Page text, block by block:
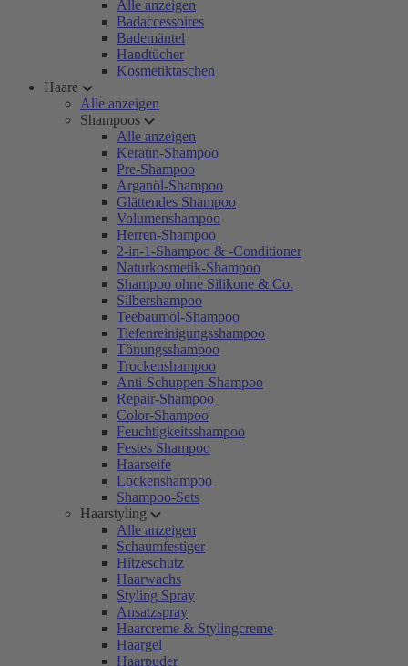
Alle anzeigen
Badaccessoires
Bademäntel
Handtücher
Kosmetiktaschen
Haare
Alle anzeigen
Shampoos
Alle anzeigen
Keratin-Shampoo
Pre-Shampoo
Arganöl-Shampoo
Glättendes Shampoo
Volumenshampoo
Herren-Shampoo
2-in-1-Shampoo & -Conditioner
Naturkosmetik-Shampoo
Shampoo ohne Silikone & Co.
Silbershampoo
Teebaumöl-Shampoo
Tiefenreinigungsshampoo
Tönungsshampoo
Trockenshampoo
Anti-Schuppen-Shampoo
Repair-Shampoo
Color-Shampoo
Feuchtigkeitsshampoo
Festes Shampoo
Haarseife
Lockenshampoo
Shampoo-Sets
Haarstyling
Alle anzeigen
Schaumfestiger
Hitzeschutz
Haarwachs
Styling Spray
Ansatzspray
Haarcreme & Stylingcreme
Haargel
Haarpuder